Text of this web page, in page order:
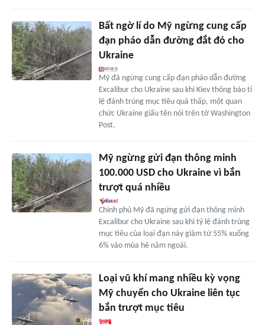
Bất ngờ lí do Mỹ ngừng cung cấp
đạn pháo dẫn đường đắt đỏ cho
Ukraine
Mỹ đã ngừng cung cấp đạn pháo dẫn đường
Excalibur cho Ukraine sau khi Kiev thông báo tỉ
lệ đánh trúng mục tiêu quá thấp, một quan
chức Ukraine giấu tên nói trên tờ Washington
Post.
Mỹ ngừng gửi đạn thông minh
100.000 USD cho Ukraine vì bắn
trượt quá nhiều
Chính phủ Mỹ đã ngừng gửi đạn thông minh
Excalibur cho Ukraine sau khi tỷ lệ đánh trúng
mục tiêu của loại đạn này giảm từ 55% xuống
6% vào mùa hè năm ngoái.
Loại vũ khí mang nhiều kỳ vọng
Mỹ chuyển cho Ukraine liên tục
bắn trượt mục tiêu